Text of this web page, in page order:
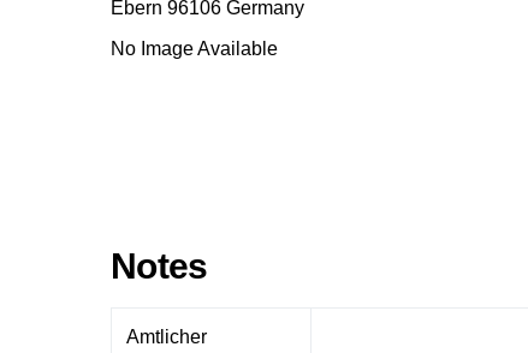
Ebern 96106 Germany
No Image Available
Notes
Amtlicher